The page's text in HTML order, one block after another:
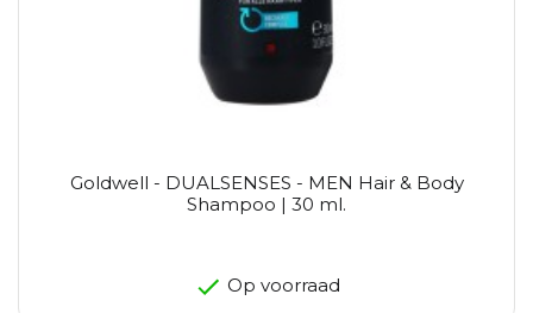
Goldwell - DUALSENSES - MEN Hair & Body
Shampoo | 30 ml.
Op voorraad